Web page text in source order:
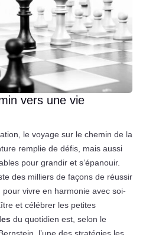
vers une vie
le voyage sur le chemin de la
remplie de défis, mais aussi
pour grandir et s’épanouir.
des milliers de façons de réussir
vivre en harmonie avec soi-
et célébrer les petites
du quotidien est, selon le